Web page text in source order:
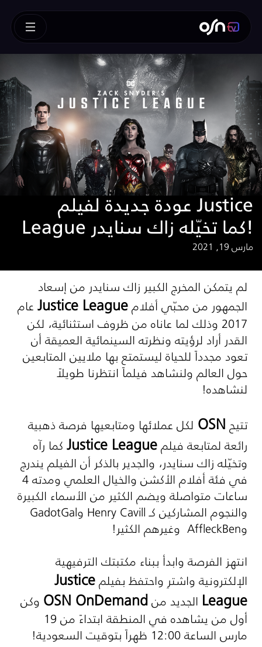
عودة جديدة لفيلم Justice
League كما تخيّله زاك سنايدر!
مارس 19, 2021
لم يتمكن المخرج الكبير زاك سنايدر من إسعاد
الجمهور من محبّي أفلامJustice Leagueعام
2017 وذلك لما عاناه من ظروف استثنائية، لكن
القدر أراد لرؤيته ونظرته السينمائية العميقة أن
تعود مجدداً للحياة ليستمتع بها ملايين المتابعين
حول العالم ولنشاهد فيلماً انتظرنا طويلاً
لنشاهده!
تتيحOSN لكل عملائها ومتابعيها فرصة ذهبية
رائعة لمتابعة فيلمJustice Leagueكما رآه
وتخيّله زاك سنايدر، والجدير بالذكر أن الفيلم يندرج
في فئة أفلام الأكشن والخيال العلمي ومدته 4
ساعات متواصلة ويضم الكثير من الأسماء الكبيرة
والنجوم المشاركين كـHenry Cavill وGal
Gadot
وBen
Affleck وغيرهم الكثير!
انتهز الفرصة وابدأ ببناء مكتبتك الترفيهية
الإلكترونية واشترِ واحتفظ بفيلمJustice
League الجديد منOSN OnDemand وكن
أول من يشاهده في المنطقة ابتداءً من 19
مارس الساعة 12:00 ظهراً بتوقيت السعودية!